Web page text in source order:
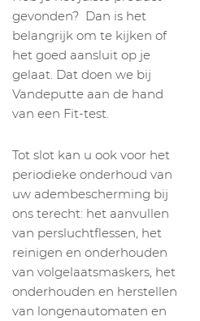
gevonden? Dan is het
belangrijk om te kijken of
het goed aansluit op je
gelaat. Dat doen we bij
Vandeputte aan de hand
van een Fit-test.
Tot slot kan u ook voor het
periodieke onderhoud van
uw adembescherming bij
ons terecht: het aanvullen
van persluchtflessen, het
reinigen en onderhouden
van volgelaatsmaskers, het
onderhouden en herstellen
van longenautomaten en